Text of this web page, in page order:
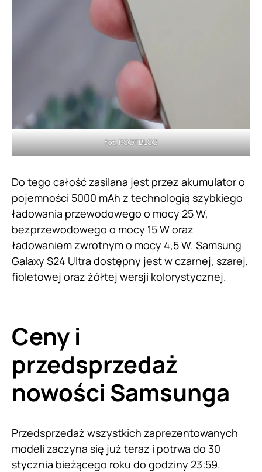
fot. ROOTBLOG
Do tego całość zasilana jest przez akumulator o
pojemności 5000 mAh z technologią szybkiego
ładowania przewodowego o mocy 25 W,
bezprzewodowego o mocy 15 W oraz
ładowaniem zwrotnym o mocy 4,5 W. Samsung
Galaxy S24 Ultra dostępny jest w czarnej, szarej,
fioletowej oraz żółtej wersji kolorystycznej.
Ceny i
przedsprzedaż
nowości Samsunga
Przedsprzedaż wszystkich zaprezentowanych
modeli zaczyna się już teraz i potrwa do 30
stycznia bieżącego roku do godziny 23:59.